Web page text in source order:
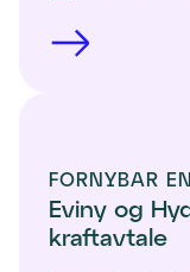
FORNYBAR
Eviny og
kraftavtale